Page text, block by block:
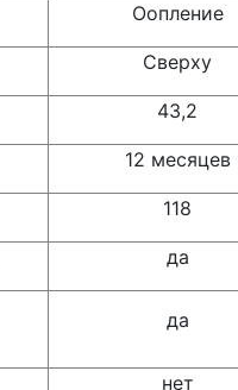
Оопление
Сверху
43,2
12 месяцев
118
да
да
нет